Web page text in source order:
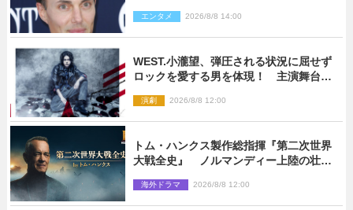
エンタメ 2026/8/8 14:00
WEST.小瀧望、弾圧される状況に屈せず
ロックを愛する男を体現！ 主演舞台
演劇 2026/8/8 12:00
トム・ハンクス製作総指揮『第二次世界
大戦全史』 ノルマンディー上陸の壮絶
海外ドラマ 2026/8/8 12:00